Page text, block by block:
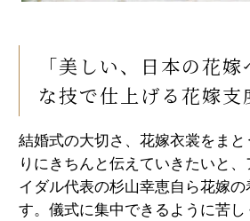
「美しい、日本の花
な技で仕上げる花嫁支
結婚式の大切さ、花嫁衣裳をまと
りにきちんと伝えていきたいと
イダル代表の杉山幸恵自ら花嫁の
す。儀式に集中できるように苦